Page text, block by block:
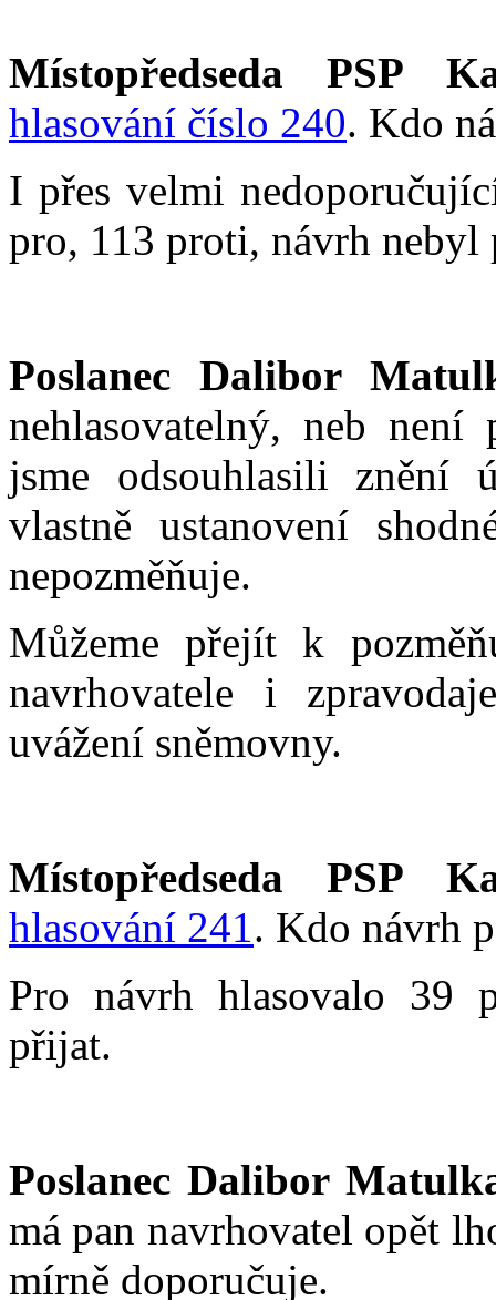
Místopředseda PSP
hlasování číslo 240. Kdo
I přes velmi
pro, 113 proti, návrh nebyl
Poslanec Dalibor
nehlasovatelný, neb není
jsme odsouhlasili znění
vlastně ustanovení
nepozměňuje.
Můžeme přejít k
navrhovatele i
uvážení sněmovny.
Místopředseda PSP
hlasování 241. Kdo návrh
Pro návrh hlasovalo 39
přijat.
Poslanec Dalibor
má pan navrhovatel opět
mírně doporučuje.